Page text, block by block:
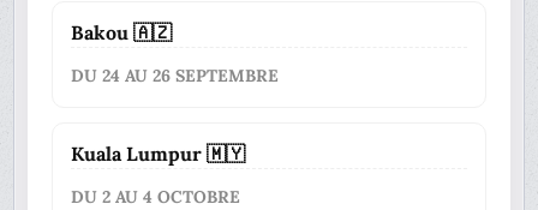
Bakou 🇦🇿
DU 24 AU 26 SEPTEMBRE
Kuala Lumpur 🇲🇾
DU 2 AU 4 OCTOBRE